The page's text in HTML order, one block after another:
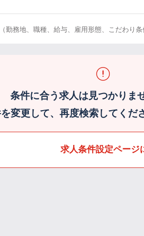
（勤務地、職種、給与、雇用形態、こだわり条
条件に合う求人は見つかりま
変更して、再度検索してくだ
求人条件設定ページ